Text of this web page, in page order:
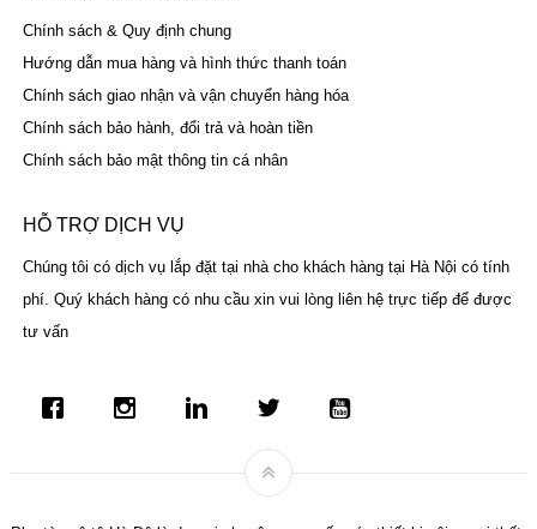
Chính sách & Quy định chung
Hướng dẫn mua hàng và hình thức thanh toán
Chính sách giao nhận và vận chuyển hàng hóa
Chính sách bảo hành, đổi trả và hoàn tiền
Chính sách bảo mật thông tin cá nhân
HỖ TRỢ DỊCH VỤ
Chúng tôi có dịch vụ lắp đặt tại nhà cho khách hàng tại Hà Nội có tính
phí. Quý khách hàng có nhu cầu xin vui lòng liên hệ trực tiếp để được
tư vấn